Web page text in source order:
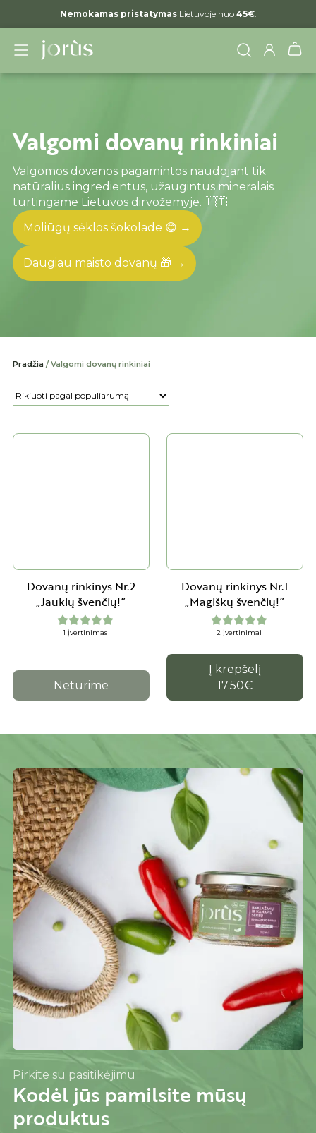
Nemokamas pristatymasLietuvoje nuo 45€.
Valgomi dovanų rinkiniai
Valgomos dovanos pagamintos naudojant tik
natūralius ingredientus, užaugintus mineralais
turtingame Lietuvos dirvožemyje. 🇱🇹
Moliūgų sėklos šokolade 😋 →
Daugiau maisto dovanų 🎁 →
Pradžia / Valgomi dovanų rinkiniai
Dovanų rinkinys Nr.2
„Jaukių švenčių!”
1 įvertinimas
Neturime
Dovanų rinkinys Nr.1
„Magiškų švenčių!”
2 įvertinimai
Į krepšelį
17.50€
Pirkite su pasitikėjimu
Kodėl jūs pamilsite mūsų
produktus